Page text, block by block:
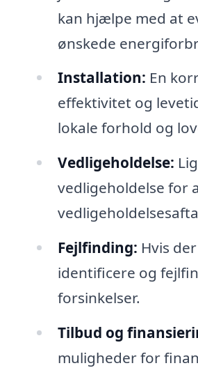
kan hjælpe med at
ønskede
Installation: En
effektivitet og
lokale forhold og
Vedligeholdelse:
vedligeholdelse for
Fejlfinding: Hvis
identificere og
forsinkelser.
Tilbud og
muligheder for